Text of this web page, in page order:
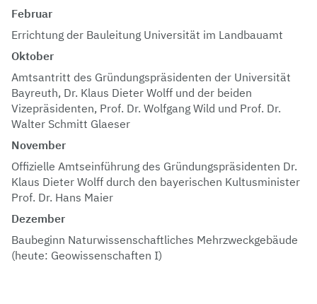
Februar
Errichtung der Bauleitung Universität im Landbauamt
Oktober
Amtsantritt des Gründungspräsidenten der Universität
Bayreuth, Dr. Klaus Dieter Wolff und der beiden
Vizepräsidenten, Prof. Dr. Wolfgang Wild und Prof. Dr.
Walter Schmitt Glaeser
November
Offizielle Amtseinführung des Gründungspräsidenten Dr.
Klaus Dieter Wolff durch den bayerischen Kultusminister
Prof. Dr. Hans Maier
Dezember
Baubeginn Naturwissenschaftliches Mehrzweckgebäude
(heute: Geowissenschaften I)